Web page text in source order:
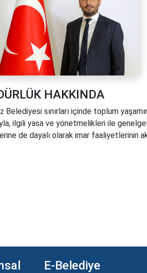
HAKKINDA
Belediyesi sınırları içinde toplum
ilgili yasa ve yönetmelikleri ile
de dayalı olarak imar faaliyetlerinin
E-Belediye